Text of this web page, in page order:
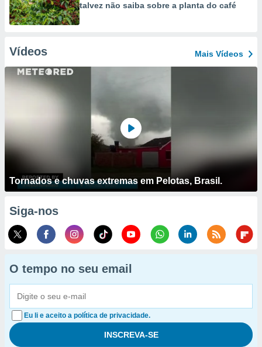
talvez não saiba sobre a planta do café
Vídeos Mais Vídeos
Tornados e chuvas extremas em Pelotas, Brasil.
Siga-nos
O tempo no seu email
Eu li e aceito a política de privacidade.